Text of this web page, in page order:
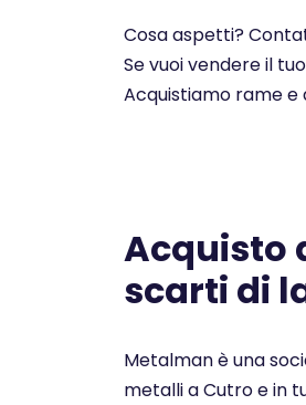
Cosa aspetti?
Se vuoi vendere il
Acquistiamo rame e
Acquisto
scarti di
Metalman è una
metalli a Cutro e in